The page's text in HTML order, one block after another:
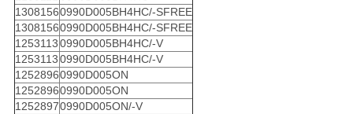
13081560990D005BH4HC/-SFREE
13081560990D005BH4HC/-SFREE
12531130990D005BH4HC/-V
12531130990D005BH4HC/-V
12528960990D005ON
12528960990D005ON
12528970990D005ON/-V